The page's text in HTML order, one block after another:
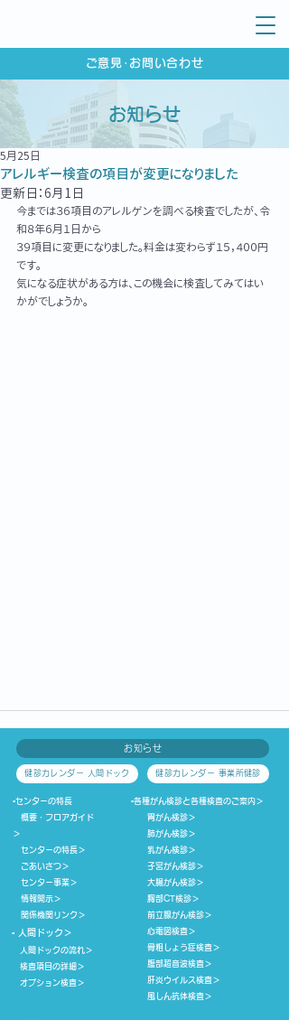
ご意見･お問い合わせ
お知らせ
アレルギー検査の項目が変更になりました
5月25日
更新日：6月1日
今までは３６項目のアレルゲンを調べる検査でしたが、令
和８年６月１日から
３９項目に変更になりました。料金は変わらず１５，４００円
です。
気になる症状がある方は、この機会に検査してみてはい
かがでしょうか。
お知らせ
健診カレンダー 人間ドック 健診カレンダー 事業所健診
▪センターの特長
概要・フロアガイド
＞
センターの特長＞
ごあいさつ＞
センター事業＞
情報開示＞
​ 関係機関リンク​ ＞
▪ 人間ドック ＞
人間ドックの流れ ＞
検査項目の詳細＞
​ オプション検査＞
▪各種がん検診と各種検査のご案内＞
胃がん検診＞
肺がん検診＞
乳がん検診＞
子宮がん検診＞
大腸がん検診＞
胸部CT検診＞
前立腺がん検診＞
心電図検査＞
骨粗しょう症検査＞
腹部超音波検査＞
肝炎ウイルス検査＞
風しん抗体検査＞